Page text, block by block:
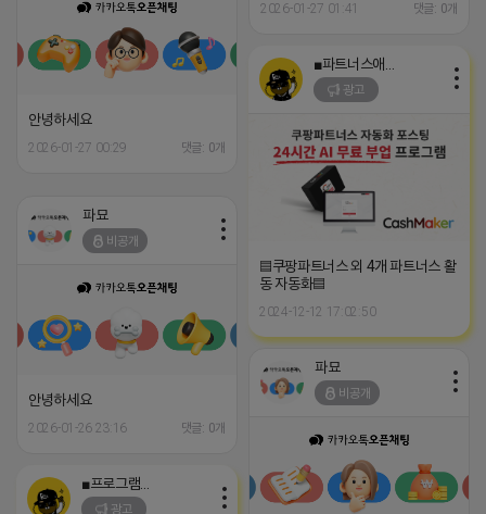
2026-01-27 01:41 댓글: 0개
안녕하세요
2026-01-27 00:29 댓글: 0개
광고
▤쿠팡파트너스 외 4개 파트너스 활
동 자동화▤
2024-12-12 17:02:50
파묘
비공개
안녕하세요
2026-01-26 23:16 댓글: 0개
파묘
비공개
광고